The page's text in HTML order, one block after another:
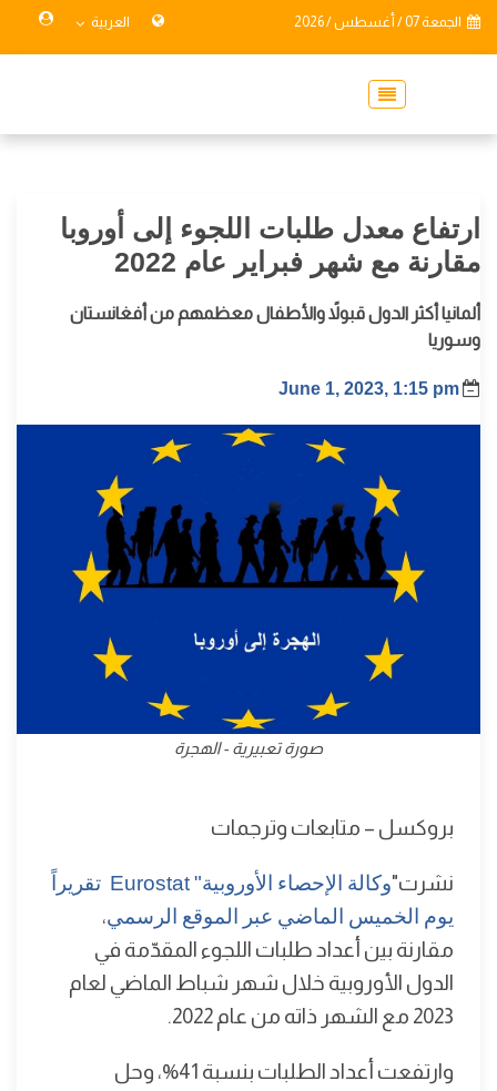
الجمعة 07 / أغسطس / 2026 العربية
ارتفاع معدل طلبات اللجوء إلى أوروبا
مقارنة مع شهر فبراير عام 2022
ألمانيا أكثر الدول قبولاً والأطفال معظمهم من أفغانستان
وسوريا
June 1, 2023, 1:15 pm
صورة تعبيرية - الهجرة
بروكسل – متابعات وترجمات
نشرت"
وكالة الإحصاء الأوروبية" Eurostat تقريراً
يوم الخميس الماضي عبر الموقع الرسمي،
مقارنة بين أعداد طلبات اللجوء المقدّمة في
الدول الأوروبية خلال شهر شباط الماضي لعام
2023 مع الشهر ذاته من عام 2022.
وارتفعت أعداد الطلبات بنسبة 41%، وحل